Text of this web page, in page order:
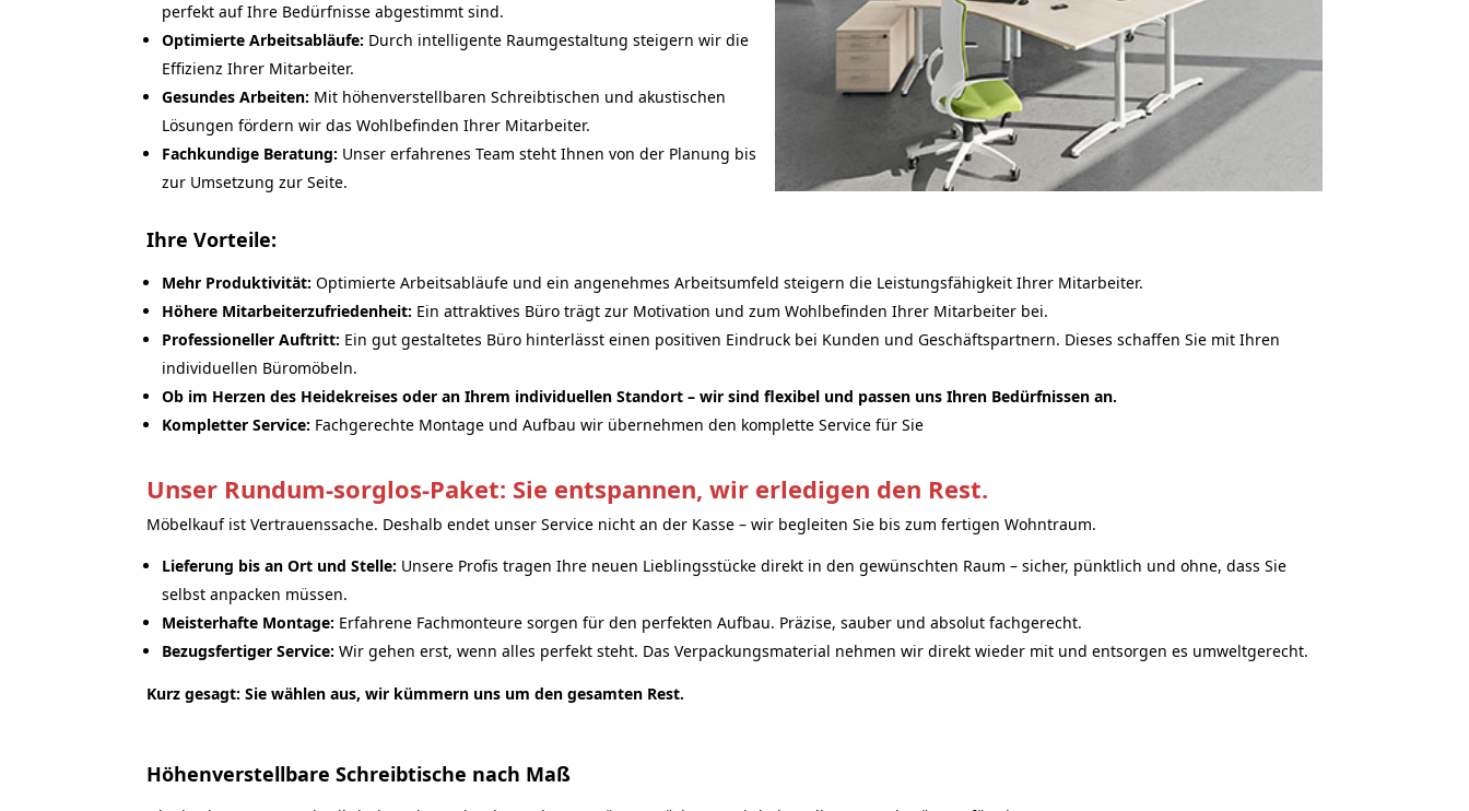
perfekt auf Ihre Bedürfnisse abgestimmt sind.
Optimierte Arbeitsabläufe: Durch intelligente Raumgestaltung steigern wir die
Effizienz Ihrer Mitarbeiter.
Gesundes Arbeiten: Mit höhenverstellbaren Schreibtischen und akustischen
Lösungen fördern wir das Wohlbefinden Ihrer Mitarbeiter.
Fachkundige Beratung: Unser erfahrenes Team steht Ihnen von der Planung bis
zur Umsetzung zur Seite.
Ihre Vorteile:
Mehr Produktivität: Optimierte Arbeitsabläufe und ein angenehmes Arbeitsumfeld steigern die Leistungsfähigkeit Ihrer Mitarbeiter.
Höhere Mitarbeiterzufriedenheit: Ein attraktives Büro trägt zur Motivation und zum Wohlbefinden Ihrer Mitarbeiter bei.
Professioneller Auftritt: Ein gut gestaltetes Büro hinterlässt einen positiven Eindruck bei Kunden und Geschäftspartnern. Dieses schaffen Sie mit Ihren
individuellen Büromöbeln.
Ob im Herzen des Heidekreises oder an Ihrem individuellen Standort – wir sind flexibel und passen uns Ihren Bedürfnissen an.
Kompletter Service: Fachgerechte Montage und Aufbau wir übernehmen den komplette Service für Sie
Unser Rundum-sorglos-Paket: Sie entspannen, wir erledigen den Rest.
Möbelkauf ist Vertrauenssache. Deshalb endet unser Service nicht an der Kasse – wir begleiten Sie bis zum fertigen Wohntraum.
Lieferung bis an Ort und Stelle: Unsere Profis tragen Ihre neuen Lieblingsstücke direkt in den gewünschten Raum – sicher, pünktlich und ohne, dass Sie
selbst anpacken müssen.
Meisterhafte Montage: Erfahrene Fachmonteure sorgen für den perfekten Aufbau. Präzise, sauber und absolut fachgerecht.
Bezugsfertiger Service: Wir gehen erst, wenn alles perfekt steht. Das Verpackungsmaterial nehmen wir direkt wieder mit und entsorgen es umweltgerecht.
Kurz gesagt: Sie wählen aus, wir kümmern uns um den gesamten Rest.
Höhenverstellbare Schreibtische nach Maß